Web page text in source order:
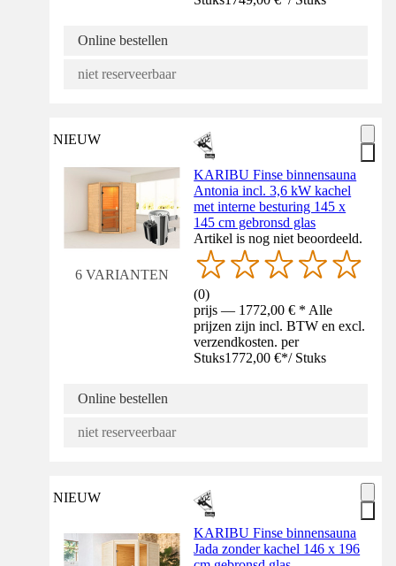
Online bestellen
niet reserveerbaar
NIEUW
6 VARIANTEN
KARIBU Finse binnensauna
Antonia incl. 3,6 kW kachel
met interne besturing 145 x
145 cm gebronsd glas
Artikel is nog niet beoordeeld.
(0)
prijs — 1772,00 € * Alle
prijzen zijn incl. BTW en excl.
verzendkosten. per
Stuks1772,00 €*/ Stuks
Online bestellen
niet reserveerbaar
NIEUW
KARIBU Finse binnensauna
Jada zonder kachel 146 x 196